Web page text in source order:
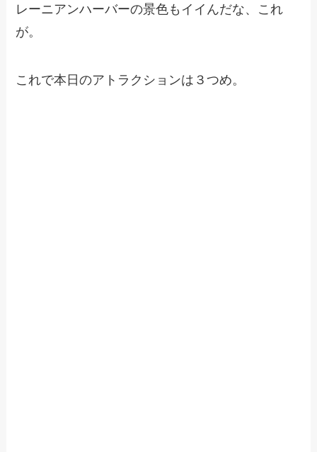
レーニアンハーバーの景色もイイんだな、これ
が。
これで本日のアトラクションは３つめ。